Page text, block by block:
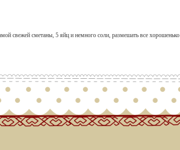
свежей сметаны, 5 яйц и немного соли, размешать все хорошенько